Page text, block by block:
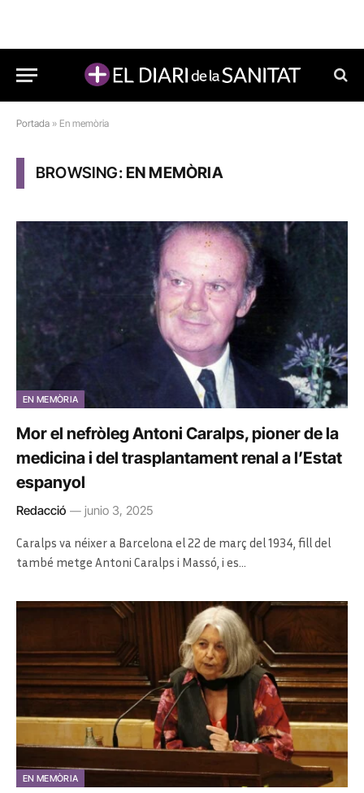
Portada » En memòria
BROWSING:EN MEMÒRIA
EN MEMÒRIA
Mor el nefròleg Antoni Caralps, pioner de la
medicina i del trasplantament renal a l’Estat
espanyol
Redacció junio 3, 2025
Caralps va néixer a Barcelona el 22 de març del 1934, fill del
també metge Antoni Caralps i Massó, i es…
EN MEMÒRIA